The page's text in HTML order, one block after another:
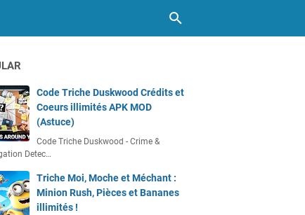
Code Triche Duskwood Crédits et
Coeurs illimités APK MOD
(Astuce)
Code Triche Duskwood - Crime &
Detec…
Triche Moi, Moche et Méchant :
Minion Rush, Pièces et Bananes
illimités !